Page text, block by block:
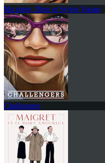
Ma mère, Dieu et Sylvie Vartan
Challengers